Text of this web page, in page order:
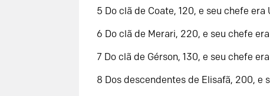
5 Do clã de Coate, 120, e seu chefe era
6 Do clã de Merari, 220, e seu chefe
7 Do clã de Gérson, 130, e seu chefe
8 Dos descendentes de Elisafã, 200, e